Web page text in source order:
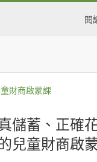
閱
財商啟蒙課
儲蓄、正確
兒童財商啟